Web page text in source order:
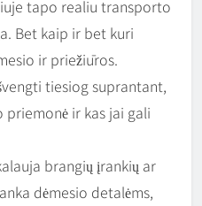
tapo realiu transporto
Bet kaip ir bet kuri
ir priežiūros.
tiesiog suprantant,
ir kas jai gali
brangių įrankių ar
dėmesio detalėms,